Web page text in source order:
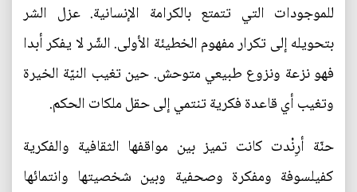
للموجودات التي تتمتع بالكرامة الإنسانية. عزل الشر
بتحويله إلى تكرار مفهوم الخطيئة الأولى. الشّر لا يفكر أبدا
فهو نزعة ونزوع طبيعي متوحش. حين تغيب النيّة الخيرة
وتغيب أي قاعدة فكرية تنتمي إلى حقل ملكات الحكم.
حنّة أرِنْدت كانت تميز بين مواقفها الثقافية والفكرية
كفيلسوفة ومفكرة وصحفية وبين شخصيتها وانتمائها